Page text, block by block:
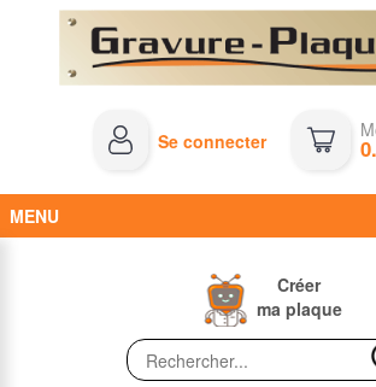
Se connecter
MENU
Créer
ma plaque